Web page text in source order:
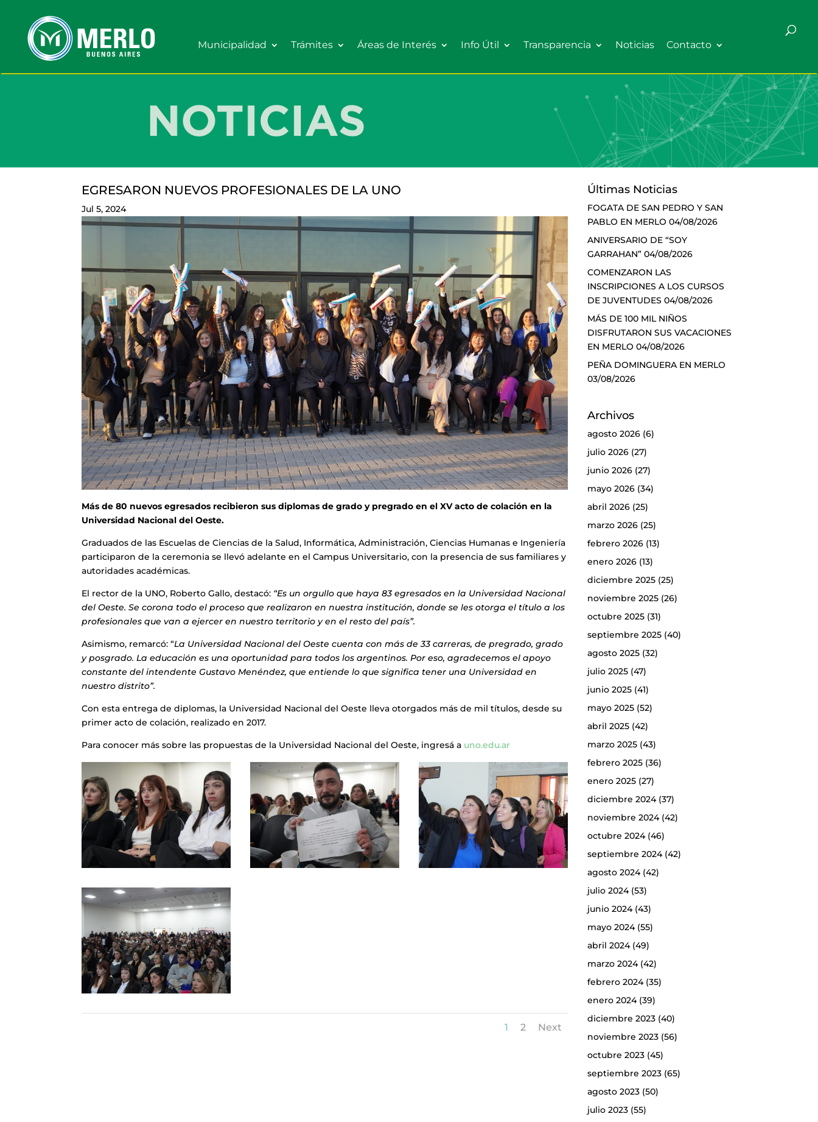
Municipalidad Trámites Áreas de Interés Info Útil Transparencia Noticias Contacto
EGRESARON NUEVOS PROFESIONALES DE LA UNO
Jul 5, 2024
Más de 80 nuevos egresados recibieron sus diplomas de grado y pregrado en el XV acto de colación en la
Universidad Nacional del Oeste.
Graduados de las Escuelas de Ciencias de la Salud, Informática, Administración, Ciencias Humanas e Ingeniería
participaron de la ceremonia se llevó adelante en el Campus Universitario, con la presencia de sus familiares y
autoridades académicas.
El rector de la UNO, Roberto Gallo, destacó: “Es un orgullo que haya 83 egresados en la Universidad Nacional
del Oeste. Se corona todo el proceso que realizaron en nuestra institución, donde se les otorga el título a los
profesionales que van a ejercer en nuestro territorio y en el resto del país”.
Asimismo, remarcó: “La Universidad Nacional del Oeste cuenta con más de 33 carreras, de pregrado, grado
y posgrado. La educación es una oportunidad para todos los argentinos. Por eso, agradecemos el apoyo
constante del intendente Gustavo Menéndez, que entiende lo que significa tener una Universidad en
nuestro distrito”.
Con esta entrega de diplomas, la Universidad Nacional del Oeste lleva otorgados más de mil títulos, desde su
primer acto de colación, realizado en 2017.
Para conocer más sobre las propuestas de la Universidad Nacional del Oeste, ingresá a uno.edu.ar
1 2 Next
Últimas Noticias
FOGATA DE SAN PEDRO Y SAN
PABLO EN MERLO 04/08/2026
ANIVERSARIO DE “SOY
GARRAHAN” 04/08/2026
COMENZARON LAS
INSCRIPCIONES A LOS CURSOS
DE JUVENTUDES 04/08/2026
MÁS DE 100 MIL NIÑOS
DISFRUTARON SUS VACACIONES
EN MERLO 04/08/2026
PEÑA DOMINGUERA EN MERLO
03/08/2026
Archivos
agosto 2026(6)
julio 2026(27)
junio 2026(27)
mayo 2026(34)
abril 2026(25)
marzo 2026(25)
febrero 2026(13)
enero 2026(13)
diciembre 2025(25)
noviembre 2025(26)
octubre 2025(31)
septiembre 2025(40)
agosto 2025(32)
julio 2025(47)
junio 2025(41)
mayo 2025(52)
abril 2025(42)
marzo 2025(43)
febrero 2025(36)
enero 2025(27)
diciembre 2024(37)
noviembre 2024(42)
octubre 2024(46)
septiembre 2024(42)
agosto 2024(42)
julio 2024(53)
junio 2024(43)
mayo 2024(55)
abril 2024(49)
marzo 2024(42)
febrero 2024(35)
enero 2024(39)
diciembre 2023(40)
noviembre 2023(56)
octubre 2023(45)
septiembre 2023(65)
agosto 2023(50)
julio 2023(55)